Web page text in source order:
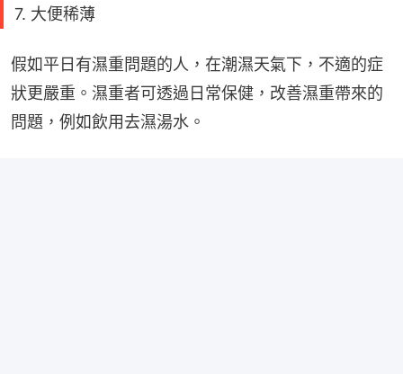
7. 大便稀薄
假如平日有濕重問題的人，在潮濕天氣下，不適的症
狀更嚴重。濕重者可透過日常保健，改善濕重帶來的
問題，例如飲用去濕湯水。